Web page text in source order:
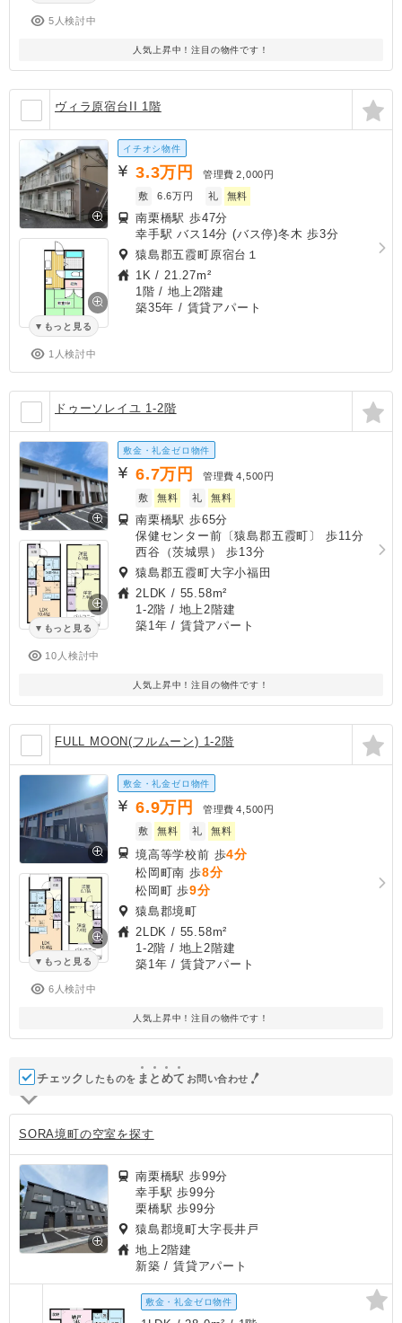
5人検討中
人気上昇中！注目の物件です！
ヴィラ原宿台II 1階
もっと見る
1人検討中
イチオシ物件
3.3万円 管理費 2,000円
敷
6.6万円 礼 無料
南栗橋駅 歩47分
幸手駅 バス14分 (バス停)冬木 歩3分
猿島郡五霞町原宿台１
1K / 21.27m²
1階 / 地上2階建
築35年 / 賃貸アパート
ドゥーソレイユ 1-2階
もっと見る
10人検討中
敷金・礼金ゼロ物件
6.7万円 管理費 4,500円
敷
無料 礼 無料
南栗橋駅 歩65分
保健センター前〔猿島郡五霞町〕 歩11分
西谷（茨城県） 歩13分
猿島郡五霞町大字小福田
2LDK / 55.58m²
1-2階 / 地上2階建
築1年 / 賃貸アパート
人気上昇中！注目の物件です！
FULL MOON(フルムーン) 1-2階
もっと見る
6人検討中
敷金・礼金ゼロ物件
6.9万円 管理費 4,500円
敷
無料 礼 無料
境高等学校前 歩4分
松岡町南 歩8分
松岡町 歩9分
猿島郡境町
2LDK / 55.58m²
1-2階 / 地上2階建
築1年 / 賃貸アパート
人気上昇中！注目の物件です！
チェック したものを ま と めて お問い合わせ
SORA境町の空室を探す
南栗橋駅 歩99分
幸手駅 歩99分
栗橋駅 歩99分
猿島郡境町大字長井戸
地上2階建
新築 / 賃貸アパート
敷金・礼金ゼロ物件